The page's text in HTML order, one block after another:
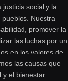
justicia social y la
Nuestra
promover la
las luchas por un
en los valores de
las causas que
y el bienestar